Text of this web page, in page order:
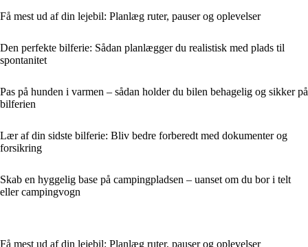
Få mest ud af din lejebil: Planlæg ruter, pauser og oplevelser
Den perfekte bilferie: Sådan planlægger du realistisk med plads til
spontanitet
Pas på hunden i varmen – sådan holder du bilen behagelig og sikker på
bilferien
Lær af din sidste bilferie: Bliv bedre forberedt med dokumenter og
forsikring
Skab en hyggelig base på campingpladsen – uanset om du bor i telt
eller campingvogn
Få mest ud af din lejebil: Planlæg ruter, pauser og oplevelser